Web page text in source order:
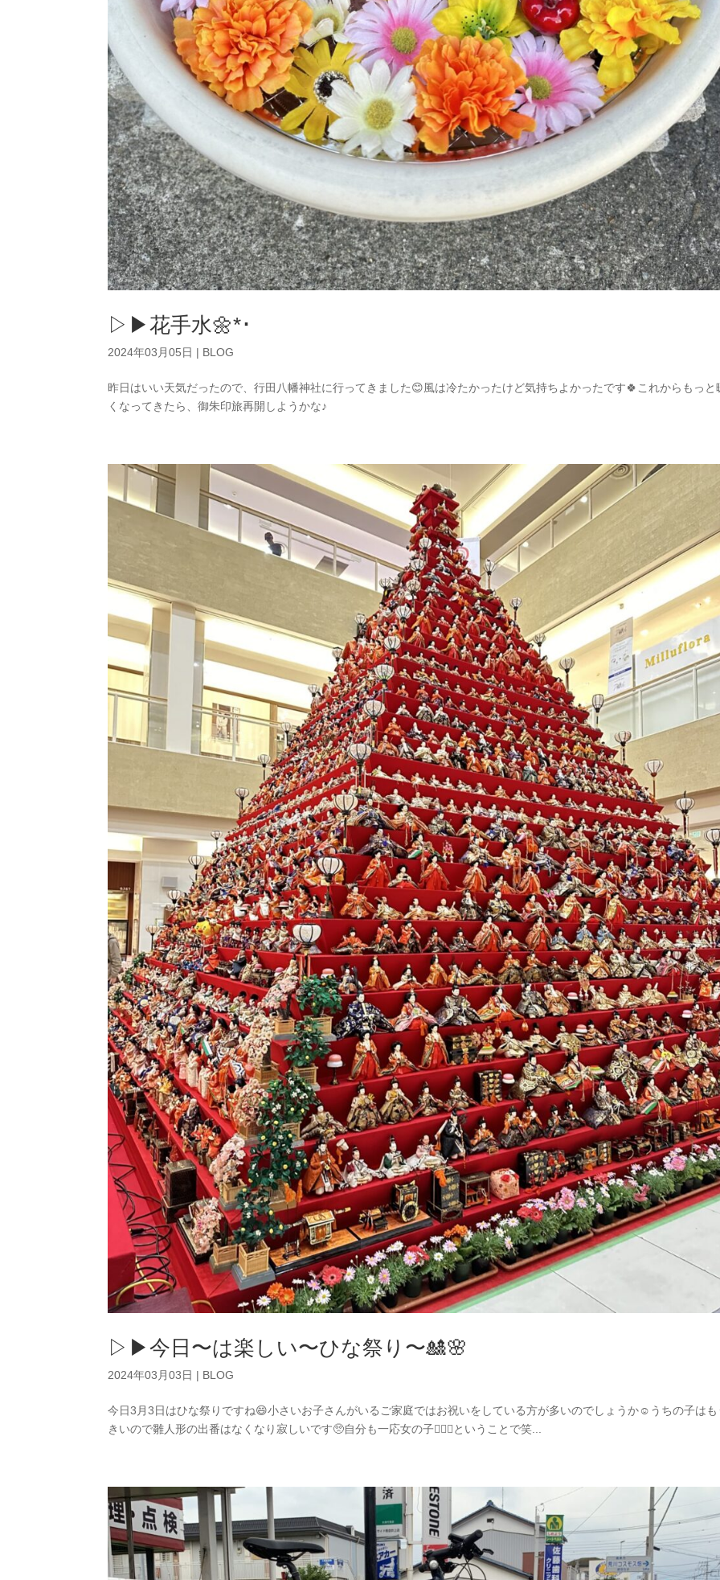
▷▶︎花手水🌼*･
2024年03月05日 | BLOG
昨日はいい天気だったので、行田八幡神社に行ってきました😊風は冷たかったけど気持ちよかったです🍀これからもっと
くなってきたら、御朱印旅再開しようかな♪
▷▶︎今日〜は楽しい〜ひな祭り〜🎎🌸
2024年03月03日 | BLOG
今日3月3日はひな祭りですね😄小さいお子さんがいるご家庭ではお祝いをしている方が多いのでしょうか☺️うちの子は
きいので雛人形の出番はなくなり寂しいです🥺自分も一応女の子🧏🏻‍♀️ということで笑...